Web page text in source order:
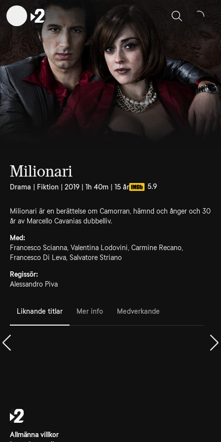
Sök
Milionari
Drama | Fiktion | 2019 | 1h 40m | 15 år 5.9
Milionari är en berättelse om Camorran, hämnd och ånger och 30
år av Marcello Cavanias dubbelliv.
Med:
Francesco Scianna, Valentina Lodovini, Carmine Recano,
Francesco Di Leva, Salvatore Striano
Regissör:
Alessandro Piva
Liknande titlar Mer info Medverkande
Allmänna villkor